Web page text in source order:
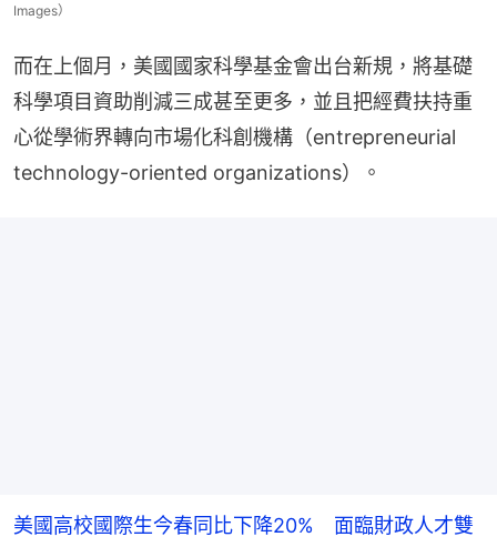
Images）
而在上個月，美國國家科學基金會出台新規，將基礎
科學項目資助削減三成甚至更多，並且把經費扶持重
心從學術界轉向市場化科創機構（entrepreneurial
technology-oriented organizations）。
美國高校國際生今春同比下降20% 面臨財政人才雙